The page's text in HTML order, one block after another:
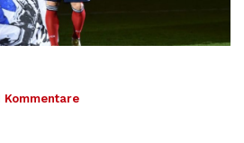
Kommentare